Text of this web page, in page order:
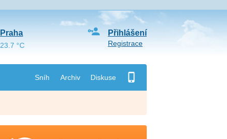
Sníh Archiv Diskuse
Přihlášení
Registrace
Praha
23.7 °C